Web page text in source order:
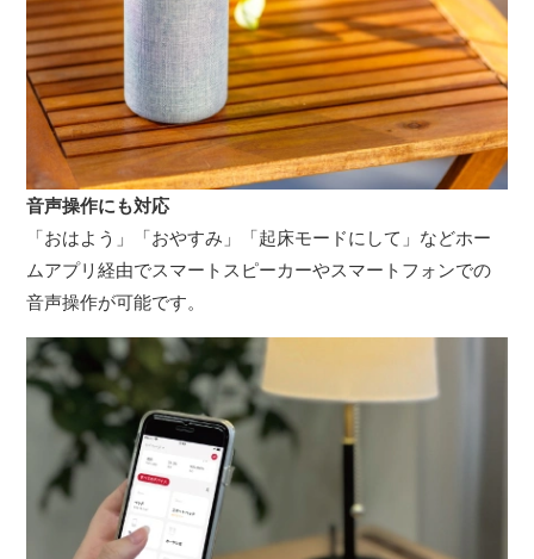
音声操作にも対応
「おはよう」「おやすみ」「起床モードにして」などホー
ムアプリ経由でスマートスピーカーやスマートフォンでの
音声操作が可能です。